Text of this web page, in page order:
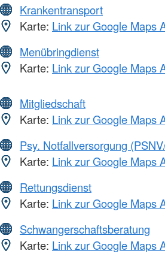
Krankentransport
Karte: Link zur Google Maps
Menübringdienst
Karte: Link zur Google Maps
Mitgliedschaft
Karte: Link zur Google Maps
Psy. Notfallversorgung
Karte: Link zur Google Maps
Rettungsdienst
Karte: Link zur Google Maps
Schwangerschaftsberatung
Karte: Link zur Google Maps